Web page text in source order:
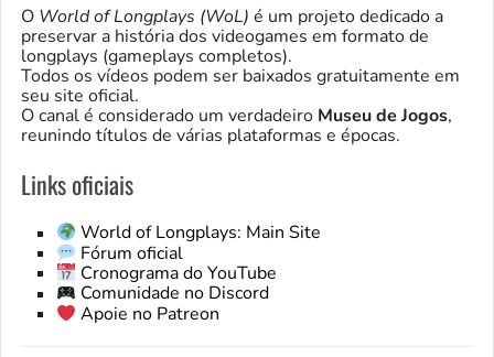
O World of Longplays (WoL) é um projeto dedicado a
preservar a história dos videogames em formato de
longplays (gameplays completos).
Todos os vídeos podem ser baixados gratuitamente em
seu site oficial.
O canal é considerado um verdadeiro Museu de Jogos,
reunindo títulos de várias plataformas e épocas.
Links oficiais
World of Longplays: Main Site
Fórum oficial
Cronograma do YouTube
Comunidade no Discord
Apoie no Patreon